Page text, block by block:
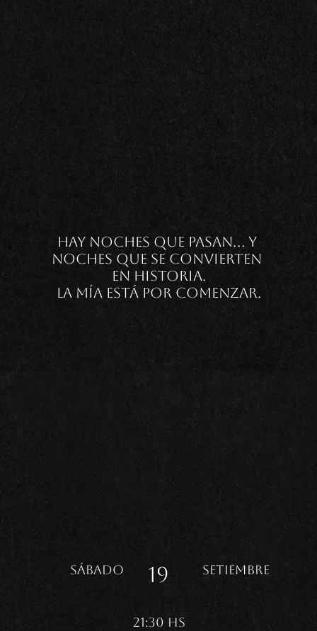
HAY NOCHES QUE PASAN... Y
NOCHES QUE SE CONVIERTEN
EN HISTORIA.
LA MÍA ESTÁ POR COMENZAR.
SÁBADO 19 SETIEMBRE
21:30 HS